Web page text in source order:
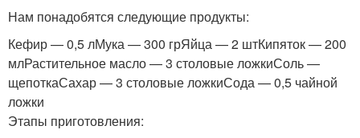
Нам понадобятся следующие продукты:
Кефир — 0,5 лМука — 300 грЯйца — 2 штКипяток — 200
млРастительное масло — 3 столовые ложкиСоль —
щепоткаСахар — 3 столовые ложкиСода — 0,5 чайной
ложки
Этапы приготовления: